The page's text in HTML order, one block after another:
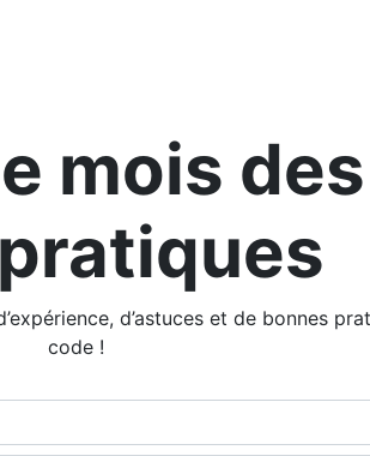
mois
d’astuces et de bonnes
code !